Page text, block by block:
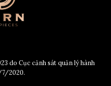
do Cục cảnh sát quản lý hành
7/2020.